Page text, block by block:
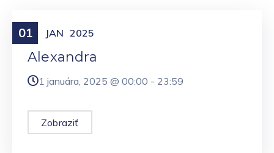
01 JAN 2025
Meniny
Alexandra
1 januára, 2025 @ 00:00 - 23:59
Zobraziť